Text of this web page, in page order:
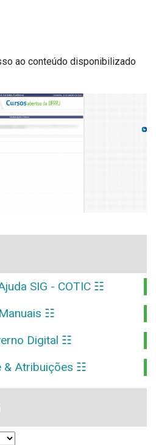
ao conteúdo disponibilizado
SIG - COTIC ☷
☷
Digital ☷
& Atribuições ☷